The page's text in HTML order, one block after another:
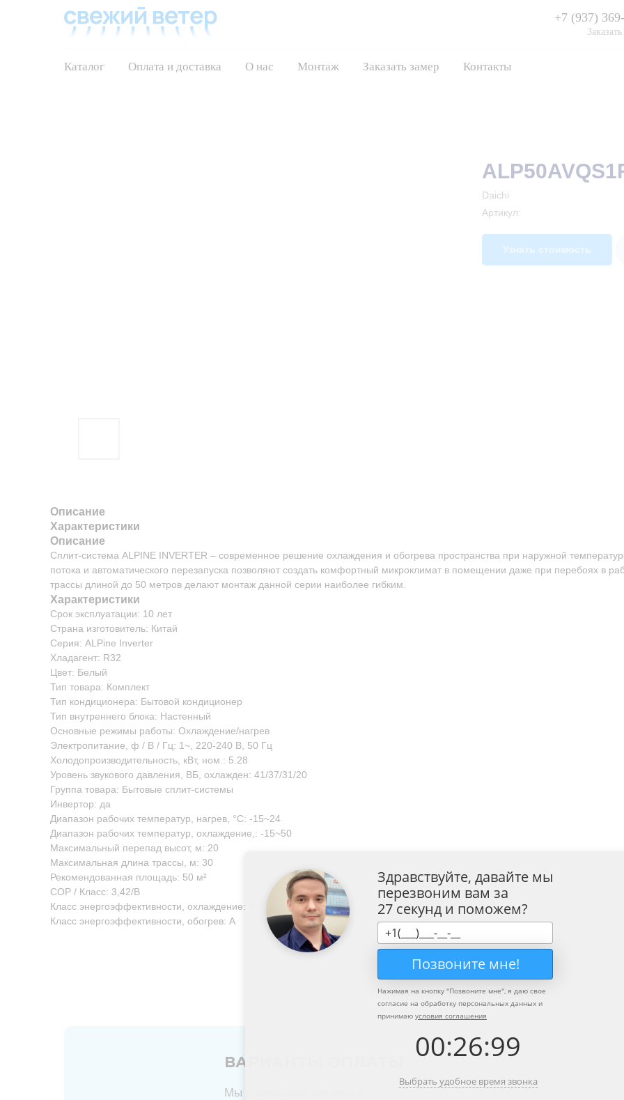
+7 (937)
Каталог Оплата и доставка О нас Монтаж Заказать замер Контакты
Daichi
Артикул:
Узнать стоимость
Описание
Характеристики
Описание
Сплит-система ALPINE INVERTER – современное решение охлаждения и обогрева пространства при наружной
потока и автоматического перезапуска позволяют создать комфортный микроклимат в помещении даже при перебоях в
трассы длиной до 50 метров делают монтаж данной серии наиболее гибким.
Характеристики
Срок эксплуатации: 10 лет
Страна изготовитель: Китай
Серия: ALPine Inverter
Хладагент: R32
Цвет: Белый
Тип товара: Комплект
Тип кондиционера: Бытовой кондиционер
Тип внутреннего блока: Настенный
Основные режимы работы: Охлаждение/нагрев
Электропитание, ф / В / Гц: 1~, 220-240 В, 50 Гц
Холодопроизводительность, кВт, ном.: 5.28
Уровень звукового давления, ВБ, охлажден: 41/37/31/20
Группа товара: Бытовые сплит-системы
Инвертор: да
Диапазон рабочих температур, нагрев, °C: -15~24
Диапазон рабочих температур, охлаждение,: -15~50
Максимальный перепад высот, м: 20
Максимальная длина трассы, м: 30
Рекомендованная площадь: 50 м²
COP / Класс: 3,42/B
Класс энергоэффективности, охлаждение: A
Класс энергоэффективности, обогрев: A
Мы принимаем наличные,
ВАРИАНТЫ ОПЛАТЫ
Здравствуйте, давайте мы
перезвоним вам за
27 секунд и поможем?
Позвоните мне!
Нажимая на кнопку "Позвоните мне", я даю свое
согласие на обработку персональных данных и
принимаю условия соглашения
00:26:99
Выбрать удобное время звонка